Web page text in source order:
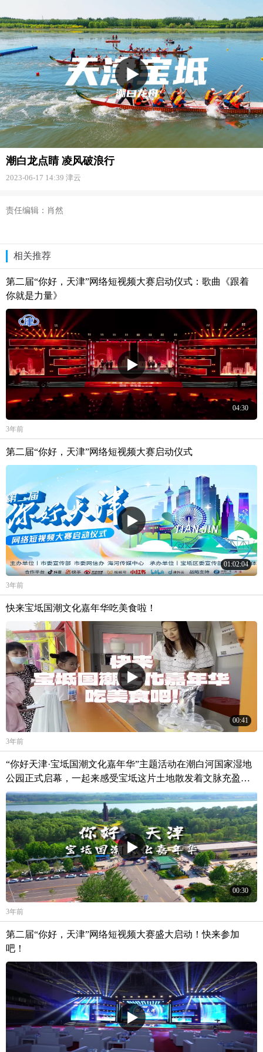
潮白龙点睛 凌风破浪行
2023-06-17 14:39 津云
责任编辑：肖然
相关推荐
第二届“你好，天津”网络短视频大赛启动仪式：歌曲《跟着
你就是力量》
04:30
3年前
第二届“你好，天津”网络短视频大赛启动仪式
01:02:04
3年前
快来宝坻国潮文化嘉年华吃美食啦！
00:41
3年前
“你好天津·宝坻国潮文化嘉年华”主题活动在潮白河国家湿地
公园正式启幕，一起来感受宝坻这片土地散发着文脉充盈的
魅力。
00:30
3年前
第二届“你好，天津”网络短视频大赛盛大启动！快来参加
吧！